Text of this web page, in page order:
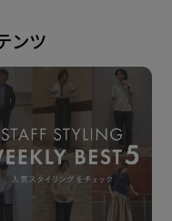
い合わせ
ンツ